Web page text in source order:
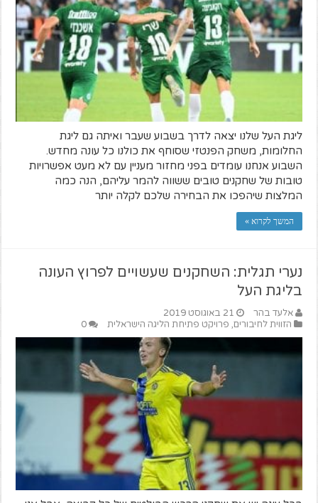
ליגת העל שלנו יצאה לדרך בשבוע שעבר ואיתה גם ליגת
החלומות, משחק הפנטזי שסוחף את כולנו כל עונה מחדש.
השבוע אנחנו עומדים בפני מחזור מעניין עם לא מעט אפשרויות
טובות של שחקנים טובים ששווה להמר עליהם, הנה כמה
המלצות שיהפכו את הבחירה שלכם לקלה יותר
המשך לקרוא »
נערי תגלית: השחקנים שעשויים לפרוץ העונה
בליגת העל
אלעד בהר
21 באוגוסט 2019
הזווית לחיבורים, פרויקט פתיחת הליגה הישראלית 0